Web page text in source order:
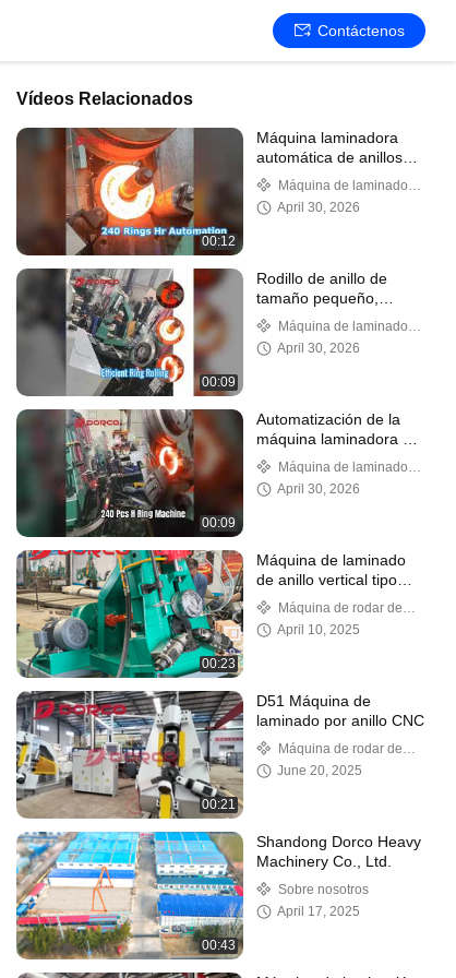
Contáctenos
Vídeos Relacionados
00:12
Máquina laminadora
automática de anillos
240 piezas H
Máquina de laminado
por anillo
April 30, 2026
00:09
Rodillo de anillo de
tamaño pequeño,
anillos forjados de 5-10
kg
Máquina de laminado
por anillo
April 30, 2026
00:09
Automatización de la
máquina laminadora de
anillos en H de 240
piezas
Máquina de laminado
por anillo
April 30, 2026
00:23
Máquina de laminado
de anillo vertical tipo
D51YMáquina de rodar de
anillo vertical
April 10, 2025
00:21
D51 Máquina de
laminado por anillo CNC
Máquina de rodar de
anillo vertical
June 20, 2025
00:43
Shandong Dorco Heavy
Machinery Co., Ltd.
Sobre nosotros
April 17, 2025